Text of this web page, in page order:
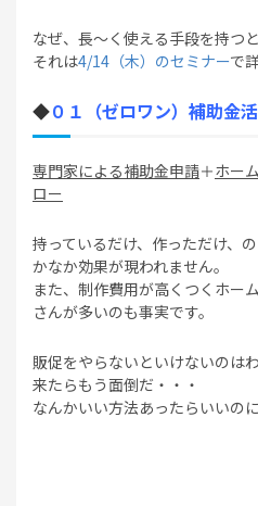
なぜ、長～く使える手段を持つ
それは4/14（木）のセミナーで
◆０１（ゼロワン）補助金
専門家による補助金申請＋ホー
ロー
持っているだけ、作っただけ、
かなか効果が現われません。
また、制作費用が高くつくホー
さんが多いのも事実です。
販促をやらないといけないのは
来たらもう面倒だ・・・
なんかいい方法あったらいいの